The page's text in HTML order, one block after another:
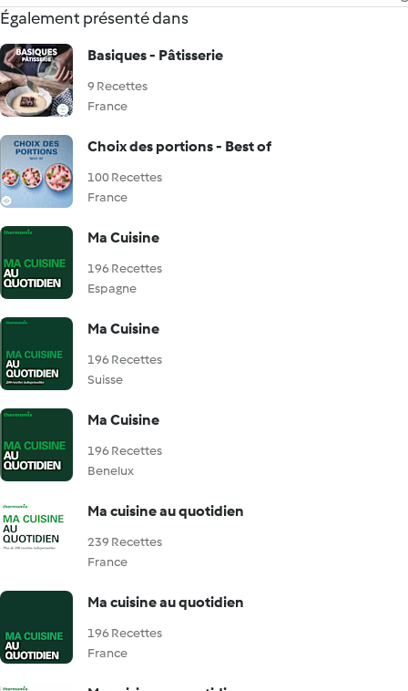
Également présenté dans
Basiques - Pâtisserie
9 Recettes
France
Choix des portions - Best of
100 Recettes
France
Ma Cuisine
196 Recettes
Espagne
Ma Cuisine
196 Recettes
Suisse
Ma Cuisine
196 Recettes
Benelux
Ma cuisine au quotidien
239 Recettes
France
Ma cuisine au quotidien
196 Recettes
France